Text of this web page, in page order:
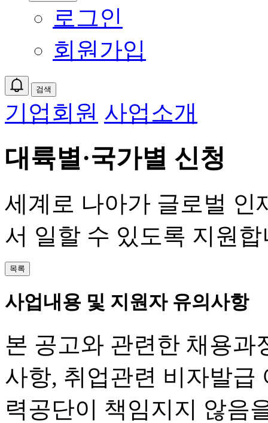
로그인
회원가입
검색
기업회원 사업소개
대륙별·국가별 신청
세계로 나아가 글로벌 인
서 일할 수 있도록 지원합
목록
사업내용 및 지원자 유의사항
본 공고와 관련한 채용과
사항, 취업관련 비자발급
력공단이 책임지지 않음